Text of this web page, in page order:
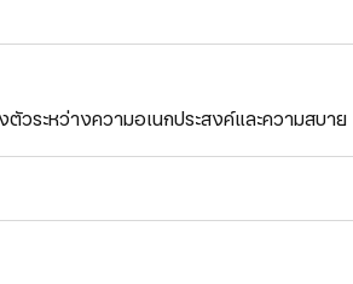
วระหว่างความอเนกประสงค์และความสบาย